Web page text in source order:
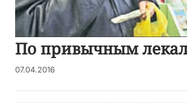
По привычным
07.04.2016